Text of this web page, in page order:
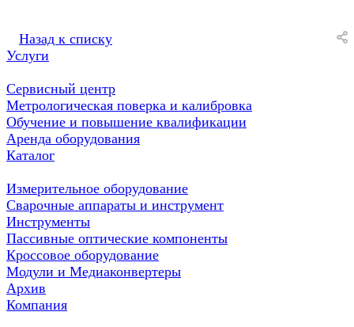
Назад к списку
Услуги
Сервисный центр
Метрологическая поверка и калибровка
Обучение и повышение квалификации
Аренда оборудования
Каталог
Измерительное оборудование
Сварочные аппараты и инструмент
Инструменты
Пассивные оптические компоненты
Кроссовое оборудование
Модули и Медиаконвертеры
Архив
Компания